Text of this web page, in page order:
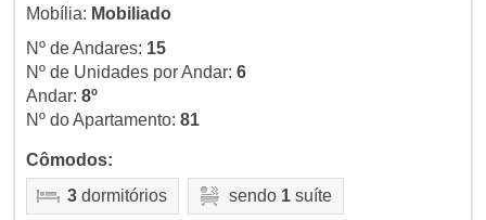
Mobília: Mobiliado
Nº de Andares: 15
Nº de Unidades por Andar: 6
Andar: 8º
Nº do Apartamento: 81
Cômodos:
3dormitórios sendo 1suíte